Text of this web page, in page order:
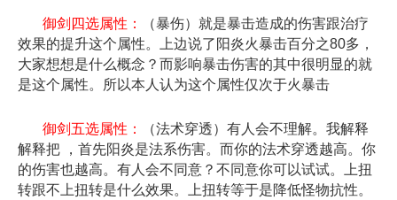
御剑四选属性：
（暴伤）就是暴击造成的伤害跟治疗
效果的提升这个属性。上边说了阳炎火暴击百分之80多，
大家想想是什么概念？而影响暴击伤害的其中很明显的就
是这个属性。所以本人认为这个属性仅次于火暴击
御剑五选属性：
（法术穿透）有人会不理解。我解释
解释把 ，首先阳炎是法系伤害。而你的法术穿透越高。你
的伤害也越高。有人会不同意？不同意你可以试试。上扭
转跟不上扭转是什么效果。上扭转等于是降低怪物抗性。